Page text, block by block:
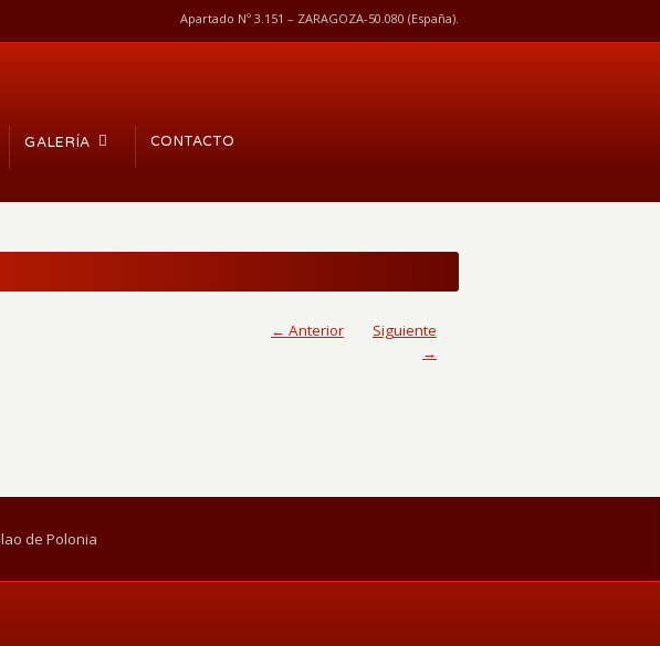
Apartado Nº 3.151 – ZARAGOZA-50.080 (España).
GALERÍA CONTACTO
← Anterior
Siguiente
→
de Polonia